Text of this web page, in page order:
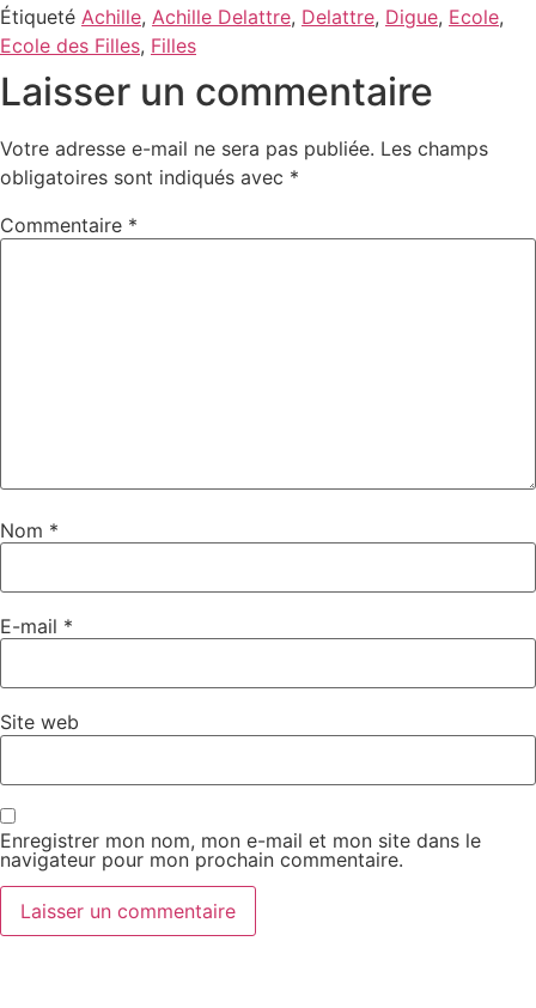
Étiqueté Achille, Achille Delattre, Delattre, Digue, Ecole,
Ecole des Filles, Filles
Laisser un commentaire
Votre adresse e-mail ne sera pas publiée. Les champs
obligatoires sont indiqués avec *
Commentaire *
Nom *
E-mail *
Site web
Enregistrer mon nom, mon e-mail et mon site dans le
navigateur pour mon prochain commentaire.